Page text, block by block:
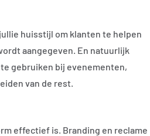
huisstijl om klanten te helpen
aangegeven. En natuurlijk
gebruiken bij evenementen,
van de rest.
effectief is. Branding en reclame